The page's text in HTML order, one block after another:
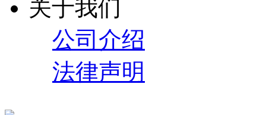
关于我们
公司介绍
法律声明